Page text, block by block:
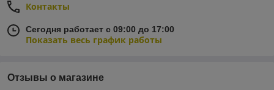
Контакты
Сегодня работает с 09:00 до 17:00
Показать весь график работы
Отзывы о магазине